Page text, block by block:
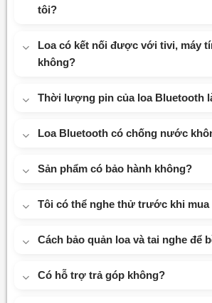
tôi?
Loa có kết nối được với tivi, máy
không?
Thời lượng pin của loa Bluetooth
Loa Bluetooth có chống nước
Sản phẩm có bảo hành không?
Tôi có thể nghe thử trước khi mua
Cách bảo quản loa và tai nghe để
Có hỗ trợ trả góp không?